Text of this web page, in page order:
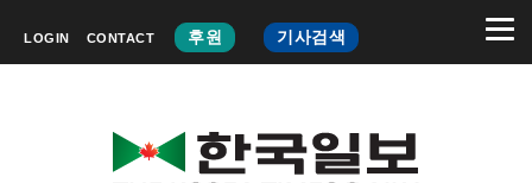
LOGIN CONTACT 후원 기사검색